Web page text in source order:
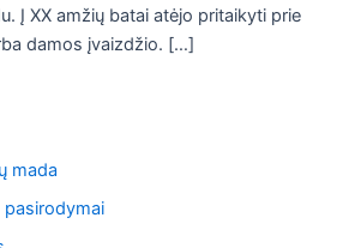
Į XX amžių batai atėjo pritaikyti prie
damos įvaizdžio. […]
mada